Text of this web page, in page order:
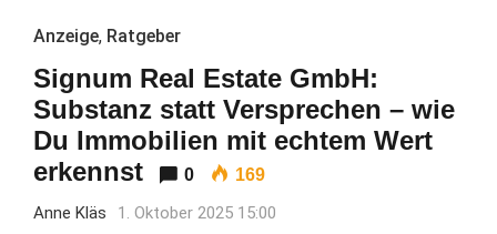
Anzeige, Ratgeber
Signum Real Estate GmbH:
Substanz statt Versprechen – wie
Du Immobilien mit echtem Wert
erkennst
0 169
Anne Kläs 1. Oktober 2025 15:00